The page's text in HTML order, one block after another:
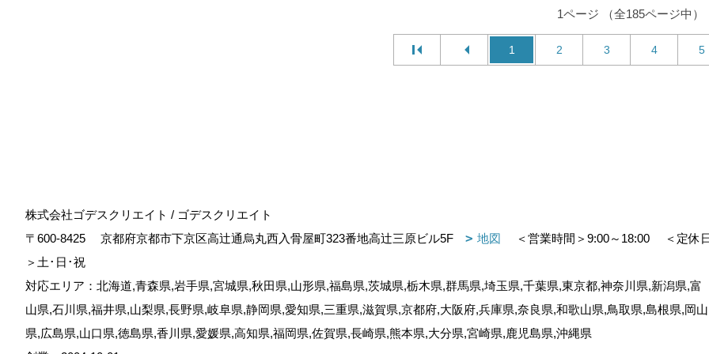
1ページ （全185ページ中）
1 2 3 4 5
株式会社ゴデスクリエイト / ゴデスクリエイト
〒600-8425
京都府京都市下京区高辻通烏丸西入骨屋町323番地高辻三原ビル5F 地図 ＜営業時間＞9:00～18:00
＜定休
＞土･日･祝
対応エリア：北海道,青森県,岩手県,宮城県,秋田県,山形県,福島県,茨城県,栃木県,群馬県,埼玉県,千葉県,東京都,神奈川県,新潟県,富
山県,石川県,福井県,山梨県,長野県,岐阜県,静岡県,愛知県,三重県,滋賀県,京都府,大阪府,兵庫県,奈良県,和歌山県,鳥取県,島根県,岡山
県,広島県,山口県,徳島県,香川県,愛媛県,高知県,福岡県,佐賀県,長崎県,熊本県,大分県,宮崎県,鹿児島県,沖縄県